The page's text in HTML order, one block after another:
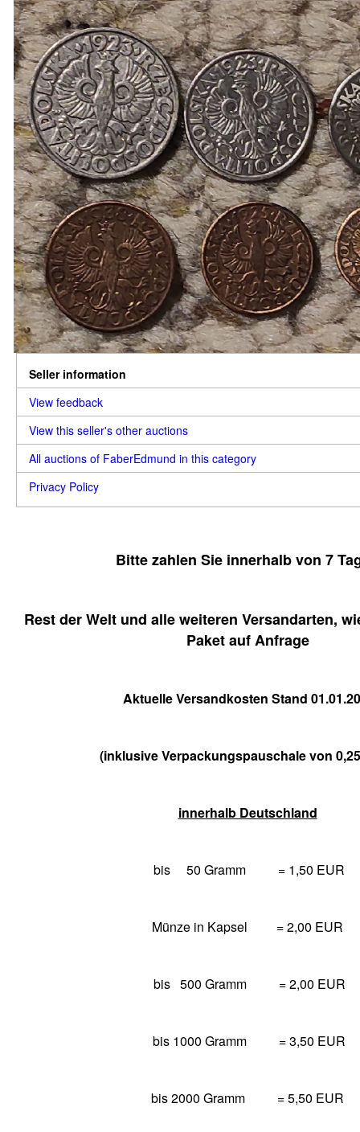
Seller information
View feedback
View this seller's other auctions
All auctions of FaberEdmund in this category
Privacy Policy
Bitte zahlen Sie innerhalb von 7
Rest der Welt und alle weiteren Versandarten,
Paket auf Anfrage
Aktuelle Versandkosten Stand
(inklusive Verpackungspauschale von
innerhalb Deutschland
bis 50 Gramm = 1,50 EUR
Münze in Kapsel = 2,00 EUR
bis 500 Gramm = 2,00 EUR
bis 1000 Gramm = 3,50 EUR
bis 2000 Gramm = 5,50 EUR